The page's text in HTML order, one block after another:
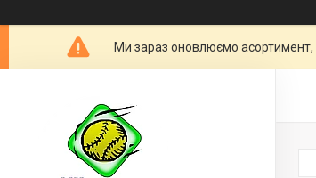
Ми зараз оновлюємо